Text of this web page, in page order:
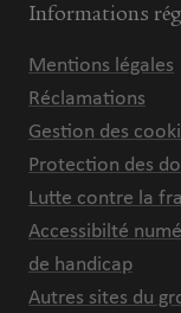
Informations
Mentions légales
Réclamations
Gestion des
Protection des
Lutte contre la
Accessibilté
de handicap
Autres sites du